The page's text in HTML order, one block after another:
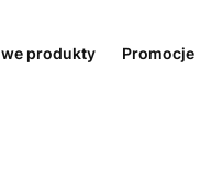
produkty Promocje